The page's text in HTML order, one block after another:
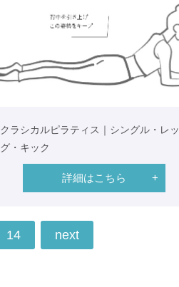
クラシカルピラティス｜シングル・レッ
グ・キック
詳細はこちら
14 next